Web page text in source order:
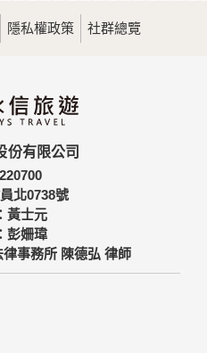
隱私權政策 社群總覽
份有限公司
北0738號
黃士元
彭姍瑋
事務所 陳德弘 律師